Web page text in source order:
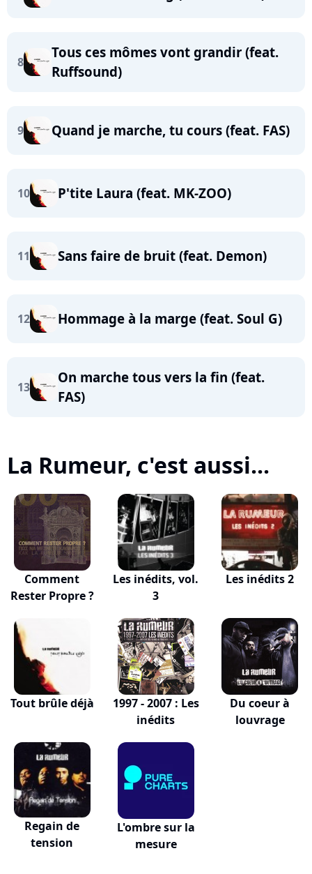
8
Tous ces mômes vont grandir (feat.
Ruffsound)
9 Quand je marche, tu cours (feat. FAS)
10 P'tite Laura (feat. MK-ZOO)
11 Sans faire de bruit (feat. Demon)
12 Hommage à la marge (feat. Soul G)
13
On marche tous vers la fin (feat.
FAS)
La Rumeur, c'est aussi...
Comment
Rester Propre ?
Les inédits, vol.
3
Les inédits 2
Tout brûle déjà
1997 - 2007 : Les
inédits
Du coeur à
louvrage
Regain de
tension
L'ombre sur la
mesure